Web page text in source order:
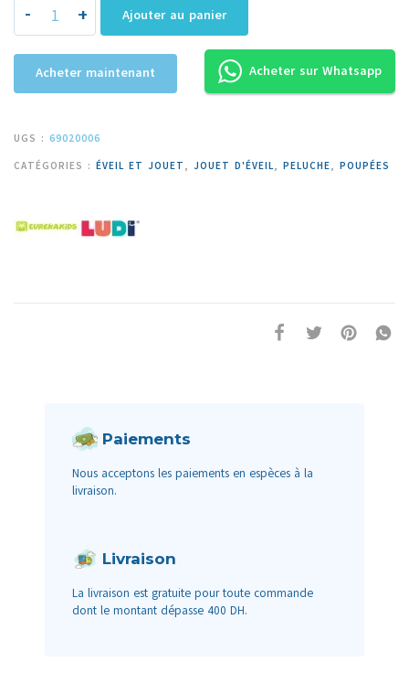
- + Ajouter au panier
Acheter maintenant Acheter sur Whatsapp
UGS : 69020006
CATÉGORIES : ÉVEIL ET JOUET , JOUET D'ÉVEIL, PELUCHE, POUPÉES
Paiements
Nous acceptons les paiements en espèces à la
livraison.
Livraison
La livraison est gratuite pour toute commande
dont le montant dépasse 400 DH.